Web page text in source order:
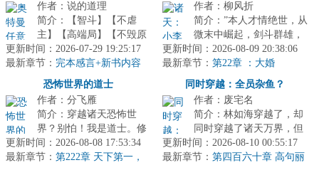
作者：说的道理
简介：【智斗】【不虐
主】【高端局】【不毁原
剧人设】这个世界，防卫
队由各种重量级成员构成:
总监城府深...
更新时间：2026-07-29 19:25:17
最新章节： 完本感言+新书内容
+推一本万订骑士文《谁让他当假
面骑士的！》
作者：柳风折
简介：”本人才情绝世，从
微末中崛起，剑斗群雄，
掌压诸魔，现在成为天下
公认的武林神话了，你这
外挂才来...
更新时间：2026-08-09 20:38:06
最新章节： 第22章 ：大婚
恐怖世界的道士
作者：分飞雁
简介：穿越诸天恐怖世
界？别怕！我是道士。修
道抓鬼、镇尸降妖，斩诸
天妖魔鬼怪。炼丹符箓、
更新时间：2026-08-08 17:53:34
最新章节： 第222章 天下第一，
同时穿越：全员杂鱼？
作者：废宅名
简介：林如海穿越了，却
同时穿越了诸天万界，但
他穿越的身份，每一个都
是杂鱼。就连同时穿越的
更新时间：2026-08-10 00:55:17
最新章节： 第四百六十章 高句丽